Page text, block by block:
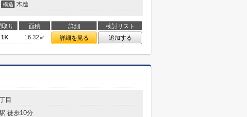
構造 木造
取り 面積 詳細
検討リスト
1K 16.32㎡ 詳細を見る 追加する
目
徒歩10分